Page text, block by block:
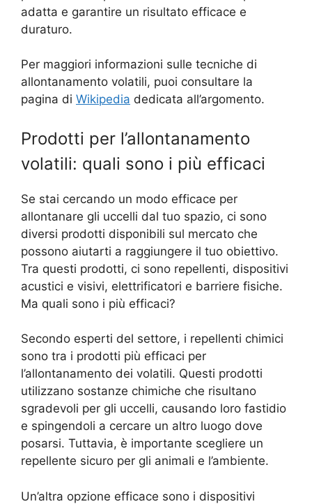
adatta e garantire un risultato efficace e
duraturo.
Per maggiori informazioni sulle tecniche di
allontanamento volatili, puoi consultare la
pagina di Wikipedia dedicata all’argomento.
Prodotti per l’allontanamento
volatili: quali sono i più efficaci
Se stai cercando un modo efficace per
allontanare gli uccelli dal tuo spazio, ci sono
diversi prodotti disponibili sul mercato che
possono aiutarti a raggiungere il tuo obiettivo.
Tra questi prodotti, ci sono repellenti, dispositivi
acustici e visivi, elettrificatori e barriere fisiche.
Ma quali sono i più efficaci?
Secondo esperti del settore, i repellenti chimici
sono tra i prodotti più efficaci per
l’allontanamento dei volatili. Questi prodotti
utilizzano sostanze chimiche che risultano
sgradevoli per gli uccelli, causando loro fastidio
e spingendoli a cercare un altro luogo dove
posarsi. Tuttavia, è importante scegliere un
repellente sicuro per gli animali e l’ambiente.
Un’altra opzione efficace sono i dispositivi